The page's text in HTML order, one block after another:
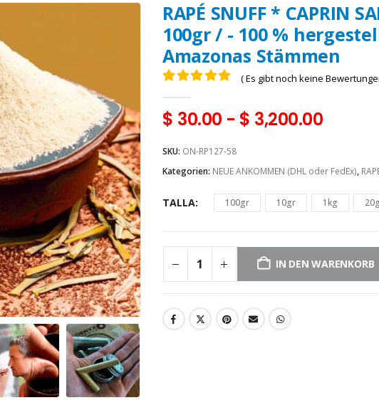
RAPÉ SNUFF * CAPRIN
100gr / - 100 %
Amazonas Stämmen
( Es gibt noch keine
$ 30.00 - $ 3,200.00
SKU: ON-RP127-58
Kategorien: NEUE ANKOMMEN (DHL oder FedEx),
TALLA 100gr 10gr 1kg
IN DEN WARENKORB